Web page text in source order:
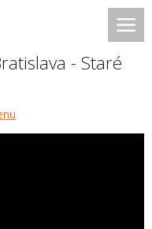
- Staré